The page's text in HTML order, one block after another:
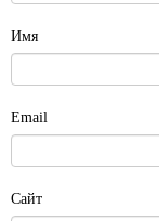
Имя
Email
Сайт